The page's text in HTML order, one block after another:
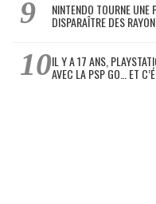
NINTENDO TOURNE
DISPARAÎTRE DES
IL Y A 17 ANS,
AVEC LA PSP GO… ET